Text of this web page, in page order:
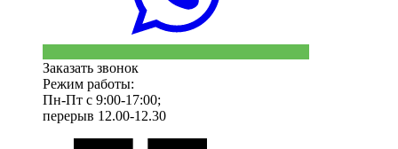
Заказать звонок
Режим работы:
Пн-Пт с 9:00-17:00;
перерыв 12.00-12.30